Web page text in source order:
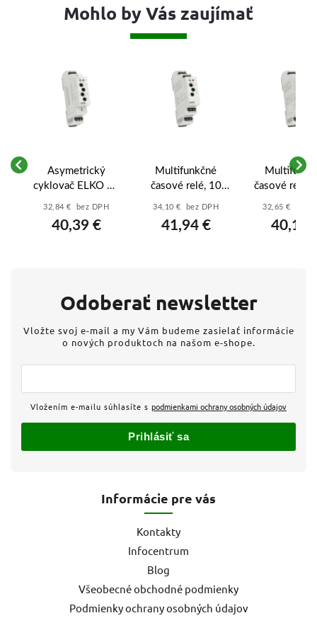
Mohlo by Vás zaujímať
Asymetrický
cyklovač ELKO EP
CRM-2H/230 –
0.1s-100 dní, 16A
32,84 € bez DPH
40,39 €
Multifunkčné
časové relé, 10
funkcí - CRM-
34,10 € bez DPH
41,94 €
časové relé
AC/DC 12-
32,65 € bez
40,16
Informácie pre vás
Kontakty
Infocentrum
Blog
Všeobecné obchodné podmienky
Podmienky ochrany osobných údajov
Odoberať newsletter
Vložte svoj e-mail a my Vám budeme zasielať informácie
o nových produktoch na našom e-shope.
Vložením e-mailu súhlasíte s podmienkami ochrany osobných údajov
Prihlásiť sa